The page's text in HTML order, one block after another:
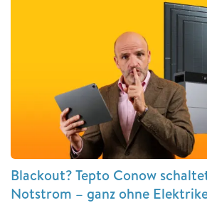
Blackout? Tepto Conow
Notstrom – ganz ohne